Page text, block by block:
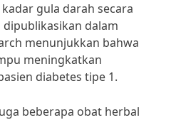
gula darah secara
dipublikasikan dalam
menunjukkan bahwa
meningkatkan
diabetes tipe 1.
beberapa obat herbal